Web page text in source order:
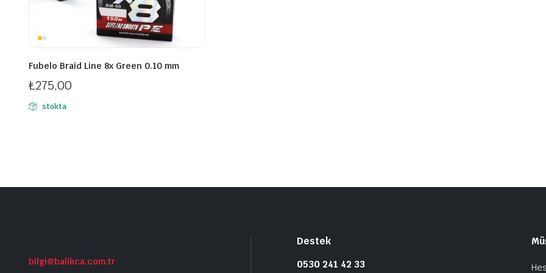
Fubelo Braid Line 8x Green 0.10 mm
₺275,00
stokta
bilgi@balikca.com.tr
Destek
0530 241 42 33